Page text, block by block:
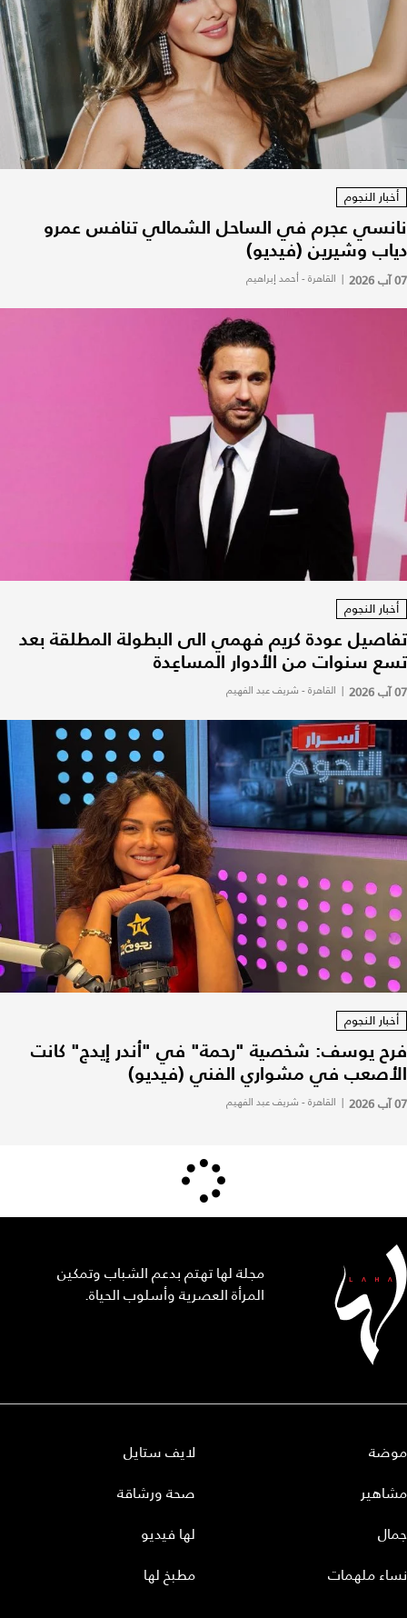
أخبار النجوم
نانسي عجرم في الساحل الشمالي تنافس عمرو
دياب وشيرين (فيديو)
07 آب 2026 | القاهرة - أحمد إبراهيم
أخبار النجوم
تفاصيل عودة كريم فهمي الى البطولة المطلقة بعد
تسع سنوات من الأدوار المساعِدة
07 آب 2026 | القاهرة - شريف عبد الفهيم
أخبار النجوم
فرح يوسف: شخصية "رحمة" في "أندر إيدج" كانت
الأصعب في مشواري الفني (فيديو)
07 آب 2026 | القاهرة - شريف عبد الفهيم
مجلة لها تهتم بدعم الشباب وتمكين
المرأة العصرية وأسلوب الحياة.
موضة
مشاهير
جمال
نساء ملهمات
لايف ستايل
صحة ورشاقة
لها فيديو
مطبخ لها